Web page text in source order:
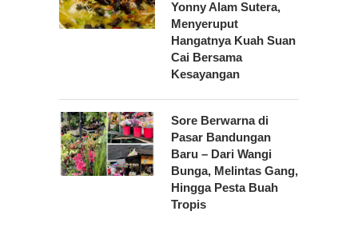
Yonny Alam Sutera,
Menyeruput
Hangatnya Kuah Suan
Cai Bersama
Kesayangan
Sore Berwarna di
Pasar Bandungan
Baru – Dari Wangi
Bunga, Melintas Gang,
Hingga Pesta Buah
Tropis